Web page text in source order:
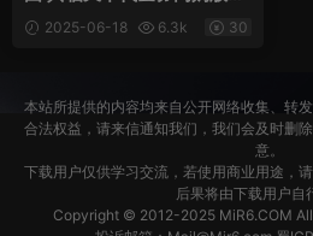
Linux手工服务端+管理后台
+简易安卓客户端+源码+视
2025-06-18 6.3k 30
本站所提供的内容均来自公开网络收集、转
合法权益，请来信通知我们，我们会及时删
意。
下载用户仅供学习交流，若使用商业用途，
后果将由下载用户自
Copyright © 2012-2025 MiR6.COM